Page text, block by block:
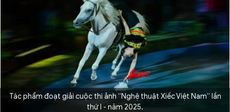
Tác phẩm đoạt giải cuộc thi ảnh “Nghệ thuật Xiếc Việt Nam” lần
thứ I - năm 2025.